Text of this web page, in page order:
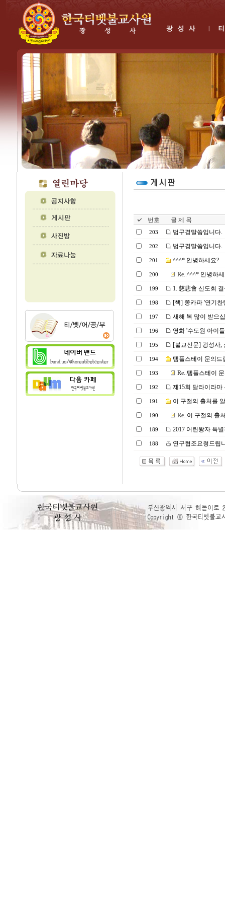
번호 글 제 목
203 법구경말씀입니다.
202 법구경말씀입니다.
201 ^^^* 안녕하세요?
200 Re..^^^* 안녕하
199 1. 慈悲會 신도회
198 [책] 쫑카파 '연기찬
197 새해 복 많이 받으
196 영화 '수도원 아이
195 [불교신문] 광성사,
194 템플스테이 문의드
193 Re..템플스테이
192 제15회 달라이라마
191 이 구절의 출처를
190 Re..이 구절의 출
189 2017 어린왕자 특
188 연구협조요청드립